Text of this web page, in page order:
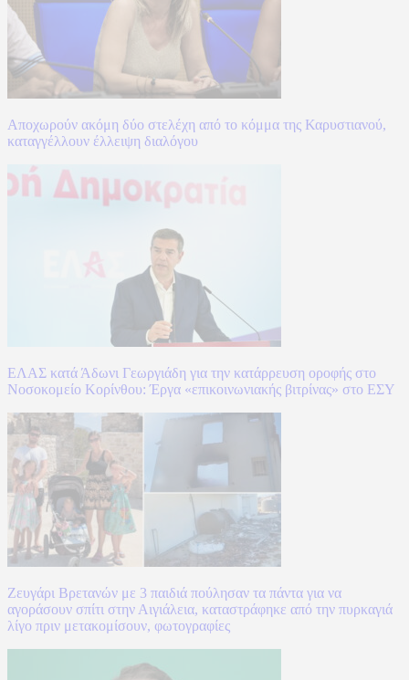
Αποχωρούν ακόμη δύο στελέχη από το κόμμα της Καρυστιανού,
καταγγέλλουν έλλειψη διαλόγου
ΕΛΑΣ κατά Άδωνι Γεωργιάδη για την κατάρρευση οροφής στο
Νοσοκομείο Κορίνθου: Έργα «επικοινωνιακής βιτρίνας» στο ΕΣΥ
Ζευγάρι Βρετανών με 3 παιδιά πούλησαν τα πάντα για να
αγοράσουν σπίτι στην Αιγιάλεια, καταστράφηκε από την πυρκαγιά
λίγο πριν μετακομίσουν, φωτογραφίες